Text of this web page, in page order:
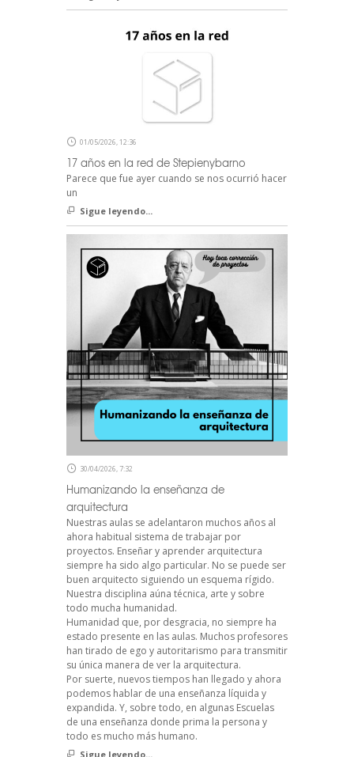
01/05/2026, 12:36
17 años en la red de Stepienybarno
Parece que fue ayer cuando se nos ocurrió hacer
un
Sigue leyendo...
30/04/2026, 7:32
Humanizando la enseñanza de
arquitectura
Nuestras aulas se adelantaron muchos años al
ahora habitual sistema de trabajar por
proyectos. Enseñar y aprender arquitectura
siempre ha sido algo particular. No se puede ser
buen arquitecto siguiendo un esquema rígido.
Nuestra disciplina aúna técnica, arte y sobre
todo mucha humanidad.
Humanidad que, por desgracia, no siempre ha
estado presente en las aulas. Muchos profesores
han tirado de ego y autoritarismo para transmitir
su única manera de ver la arquitectura.
Por suerte, nuevos tiempos han llegado y ahora
podemos hablar de una enseñanza líquida y
expandida. Y, sobre todo, en algunas Escuelas
de una enseñanza donde prima la persona y
todo es mucho más humano.
Sigue leyendo...